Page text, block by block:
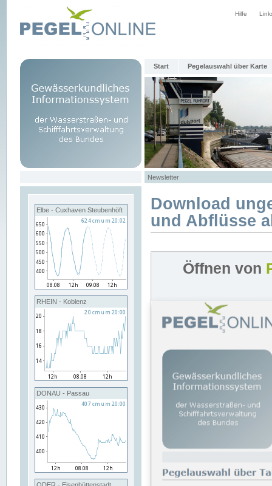
Hilfe
Start Pegelauswahl über Karte
Newsletter
Elbe - Cuxhaven Steubenhöft
RHEIN - Koblenz
DONAU - Passau
Download
und Abflüsse
Öffnen von